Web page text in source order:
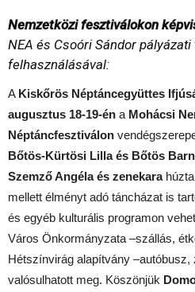
Nemzetközi fesztiválokon
NEA és Csoóri Sándor
felhasználásával:
A Kiskőrös Néptáncegyüttes
augusztus 18-19-én a Mohácsi
Néptáncfesztiválon
Bőtös-Kürtösi Lilla és Bőtös
Szemző Angéla és zenekarahúzta
mellett élményt adó táncházat is
és egyéb kulturális programon
Város Önkormányzata –szállás,
Hétszínvirág alapítvány
valósulhatott meg. Köszönjük